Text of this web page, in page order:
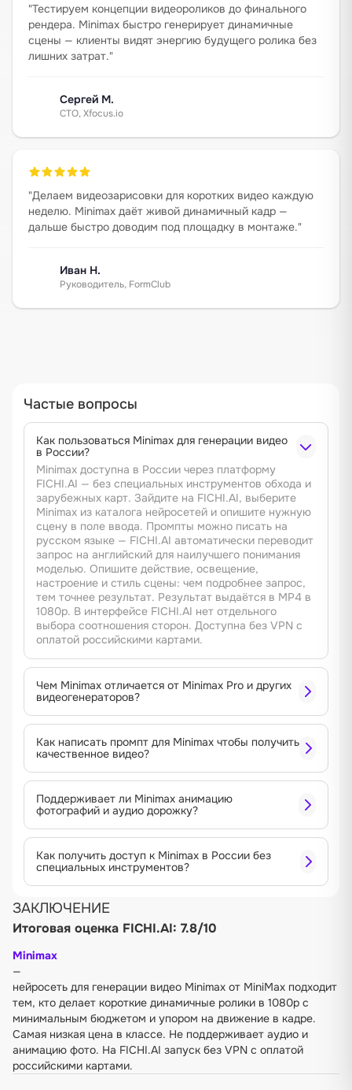
"Тестируем концепции видеороликов до финального
рендера. Minimax быстро генерирует динамичные
сцены — клиенты видят энергию будущего ролика без
лишних затрат."
Сергей М.
CTO, Xfocus.io
"Делаем видеозарисовки для коротких видео каждую
неделю. Minimax даёт живой динамичный кадр —
дальше быстро доводим под площадку в монтаже."
Иван Н.
Руководитель, FormClub
Частые вопросы
Как пользоваться Minimax для генерации видео
в России?
Minimax доступна в России через платформу
FICHI.AI — без специальных инструментов обхода и
зарубежных карт. Зайдите на FICHI.AI, выберите
Minimax из каталога нейросетей и опишите нужную
сцену в поле ввода. Промпты можно писать на
русском языке — FICHI.AI автоматически переводит
запрос на английский для наилучшего понимания
моделью. Опишите действие, освещение,
настроение и стиль сцены: чем подробнее запрос,
тем точнее результат. Результат выдаётся в MP4 в
1080p. В интерфейсе FICHI.AI нет отдельного
выбора соотношения сторон. Доступна без VPN с
оплатой российскими картами.
Чем Minimax отличается от Minimax Pro и других
видеогенераторов?
Как написать промпт для Minimax чтобы получить
качественное видео?
Поддерживает ли Minimax анимацию
фотографий и аудио дорожку?
Как получить доступ к Minimax в России без
специальных инструментов?
ЗАКЛЮЧЕНИЕ
Итоговая оценка FICHI.AI: 7.8/10
Minimax
—
нейросеть для генерации видео Minimax от MiniMax подходит
тем, кто делает короткие динамичные ролики в 1080p с
минимальным бюджетом и упором на движение в кадре.
Самая низкая цена в классе. Не поддерживает аудио и
анимацию фото. На FICHI.AI запуск без VPN с оплатой
российскими картами.